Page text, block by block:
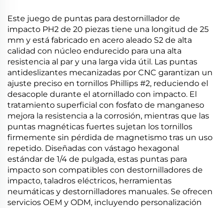
Este juego de puntas para destornillador de
impacto PH2 de 20 piezas tiene una longitud de 25
mm y está fabricado en acero aleado S2 de alta
calidad con núcleo endurecido para una alta
resistencia al par y una larga vida útil. Las puntas
antideslizantes mecanizadas por CNC garantizan un
ajuste preciso en tornillos Phillips #2, reduciendo el
desacople durante el atornillado con impacto. El
tratamiento superficial con fosfato de manganeso
mejora la resistencia a la corrosión, mientras que las
puntas magnéticas fuertes sujetan los tornillos
firmemente sin pérdida de magnetismo tras un uso
repetido. Diseñadas con vástago hexagonal
estándar de 1/4 de pulgada, estas puntas para
impacto son compatibles con destornilladores de
impacto, taladros eléctricos, herramientas
neumáticas y destornilladores manuales. Se ofrecen
servicios OEM y ODM, incluyendo personalización